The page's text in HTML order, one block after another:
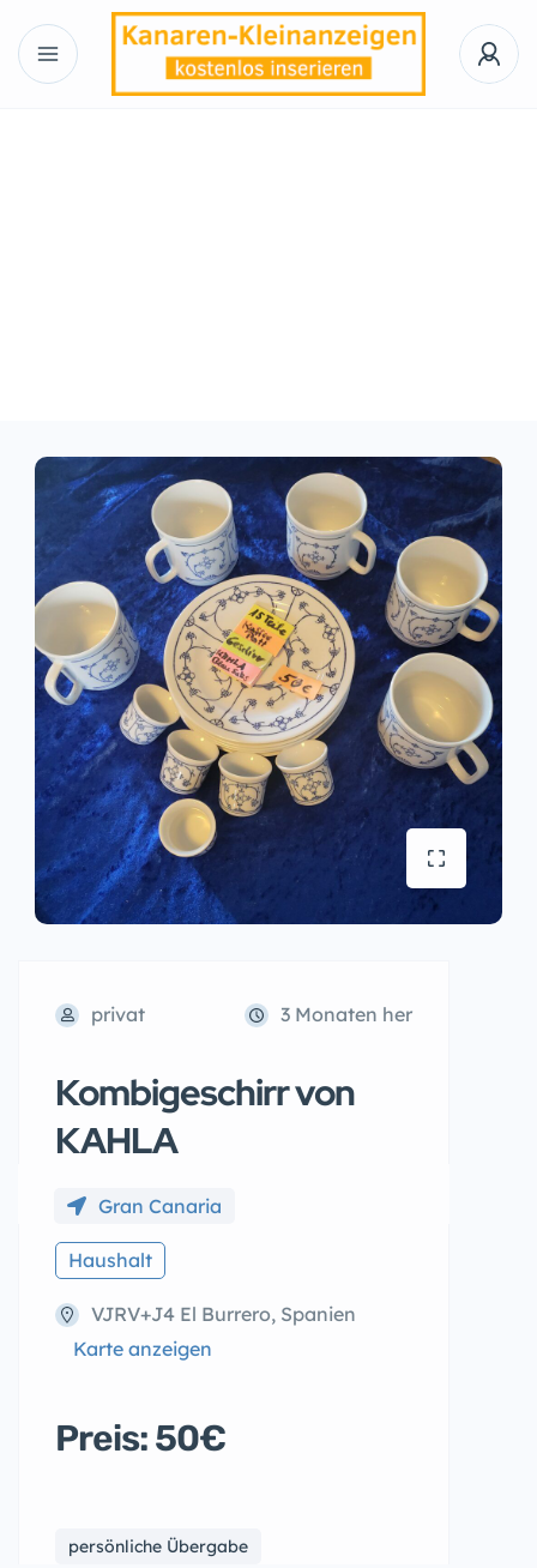
privat 3 Monaten her
Kombigeschirr von
KAHLA
Gran Canaria
Haushalt
VJRV+J4 El Burrero, Spanien
Karte anzeigen
Preis: 50€
persönliche Übergabe